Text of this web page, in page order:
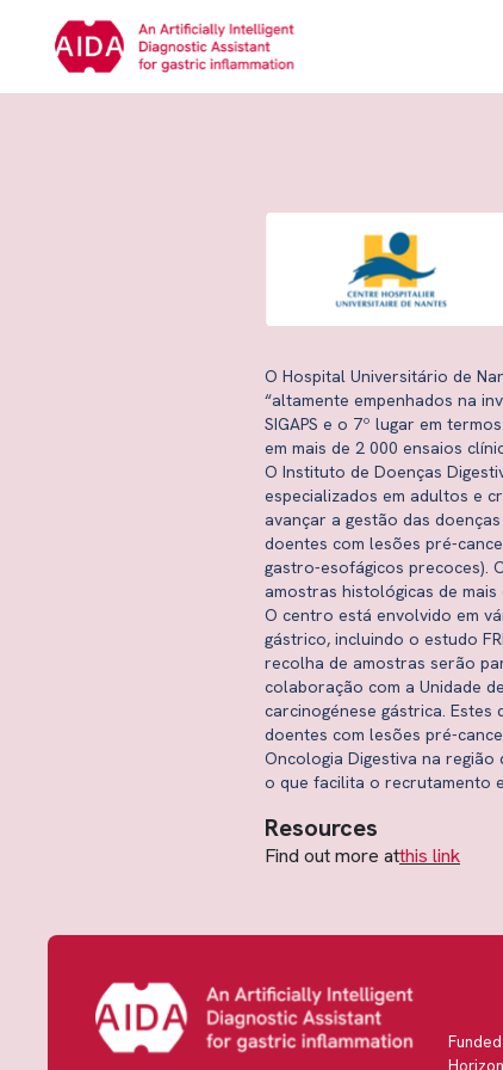
O Hospital Universitário de
“altamente empenhados na
SIGAPS e o 7º lugar em
em mais de 2 000 ensaios
O Instituto de Doenças
especializados em adultos e
avançar a gestão das
doentes com lesões pré-
gastro-esofágicos precoces).
amostras histológicas de
O centro está envolvido em
gástrico, incluindo o estudo
recolha de amostras serão
colaboração com a Unidade
carcinogénese gástrica.
doentes com lesões pré-
Oncologia Digestiva na região
o que facilita o recrutamento
Resources
Find out more atthis link